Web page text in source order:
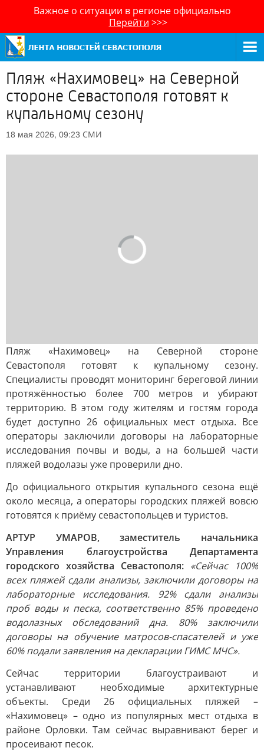
Важное о ситуации в регионе официально
Перейти >>>
Пляж «Нахимовец» на Северной
стороне Севастополя готовят к
купальному сезону
18 мая 2026, 09:23 СМИ
Пляж «Нахимовец» на Северной стороне
Севастополя готовят к купальному сезону.
Специалисты проводят мониторинг береговой линии
протяжённостью более 700 метров и убирают
территорию. В этом году жителям и гостям города
будет доступно 26 официальных мест отдыха. Все
операторы заключили договоры на лабораторные
исследования почвы и воды, а на большей части
пляжей водолазы уже проверили дно.
До официального открытия купального сезона ещё
около месяца, а операторы городских пляжей вовсю
готовятся к приёму севастопольцев и туристов.
АРТУР УМАРОВ, заместитель начальника
Управления благоустройства Департамента
городского хозяйства Севастополя: «Сейчас 100%
всех пляжей сдали анализы, заключили договоры на
лабораторные исследования. 92% сдали анализы
проб воды и песка, соответственно 85% проведено
водолазных обследований дна. 80% заключили
договоры на обучение матросов-спасателей и уже
60% подали заявления на декларации ГИМС МЧС».
Сейчас территории благоустраивают и
устанавливают необходимые архитектурные
объекты. Среди 26 официальных пляжей –
«Нахимовец» – одно из популярных мест отдыха в
районе Орловки. Там сейчас выравнивают берег и
просеивают песок.